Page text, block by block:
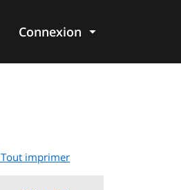
Connexion
Tout imprimer